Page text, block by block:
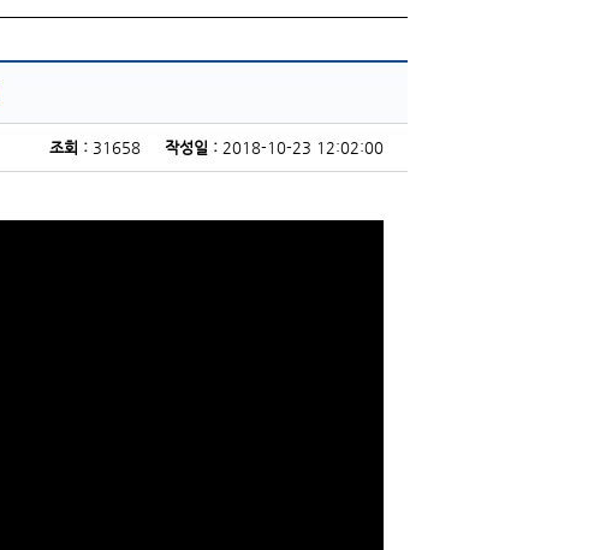
작성일 : 2018-10-23 12:02:00
조회 : 31658